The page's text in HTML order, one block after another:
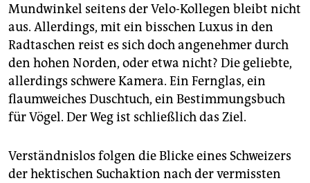
Mundwinkel seitens der Velo-Kollegen bleibt nicht
aus. Allerdings, mit ein bisschen Luxus in den
Radtaschen reist es sich doch angenehmer durch
den hohen Norden, oder etwa nicht? Die geliebte,
allerdings schwere Kamera. Ein Fernglas, ein
flaumweiches Duschtuch, ein Bestimmungsbuch
für Vögel. Der Weg ist schließlich das Ziel.
Verständnislos folgen die Blicke eines Schweizers
der hektischen Suchaktion nach der vermissten